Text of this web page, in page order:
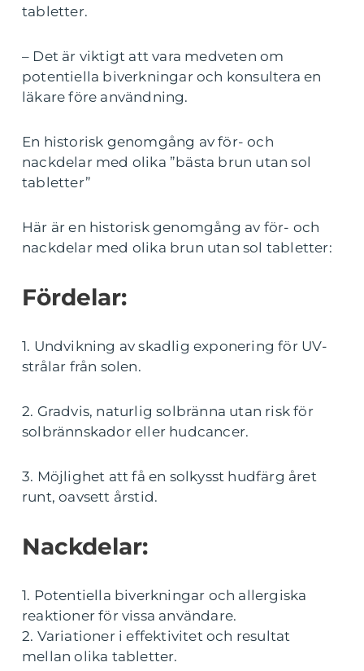
tabletter.
– Det är viktigt att vara medveten om
potentiella biverkningar och konsultera en
läkare före användning.
En historisk genomgång av för- och
nackdelar med olika ”bästa brun utan sol
tabletter”
Här är en historisk genomgång av för- och
nackdelar med olika brun utan sol tabletter:
Fördelar:
1. Undvikning av skadlig exponering för UV-
strålar från solen.
2. Gradvis, naturlig solbränna utan risk för
solbrännskador eller hudcancer.
3. Möjlighet att få en solkysst hudfärg året
runt, oavsett årstid.
Nackdelar:
1. Potentiella biverkningar och allergiska
reaktioner för vissa användare.
2. Variationer i effektivitet och resultat
mellan olika tabletter.